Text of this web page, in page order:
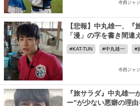
寺西ジャ
【悲報】中丸雄一、『
「漫」の字を書き間違
KAT-TUN 中丸雄一
寺西ジャ
『旅サラダ』中丸雄一
ー”が少ない悪癖の理